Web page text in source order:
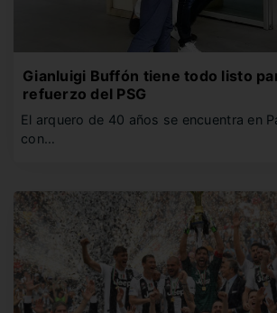
Gianluigi Buffón tiene todo listo
refuerzo del PSG
El arquero de 40 años se encuentra en
con…